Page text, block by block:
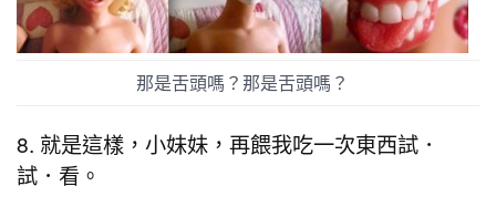
那是舌頭嗎？那是舌頭嗎？
8. 就是這樣，小妹妹，再餵我吃一次東西試．
試．看。